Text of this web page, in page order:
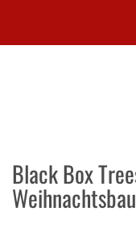
Black Box